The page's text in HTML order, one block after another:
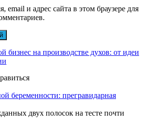
email и адрес сайта в этом браузере для
бизнес на производстве духов: от идеи
беременности: прегравидарная
двух полосок на тесте почти